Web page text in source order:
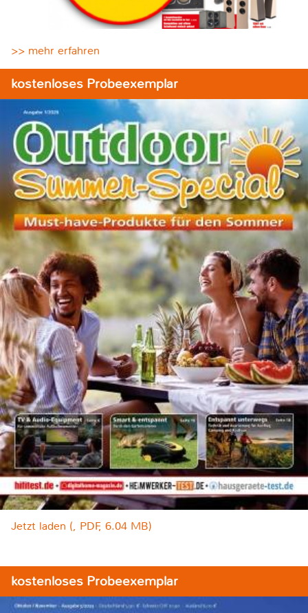
>> mehr erfahren
kostenloses Probeexemplar
Jetzt laden (, PDF, 6.04 MB)
kostenloses Probeexemplar